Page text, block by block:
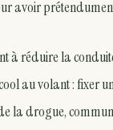
avoir
à réduire la
au volant : fixer
la drogue,